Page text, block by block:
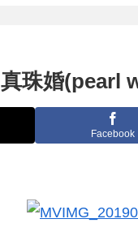
真珠婚
Facebook